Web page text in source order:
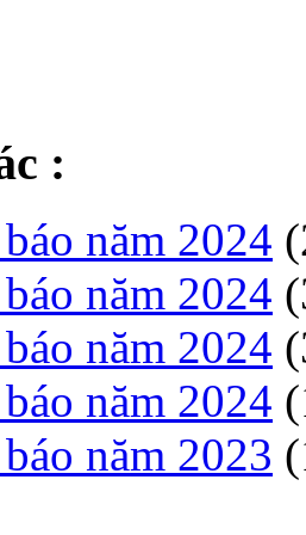
:
năm 2024
năm 2024
năm 2024
năm 2024
năm 2023